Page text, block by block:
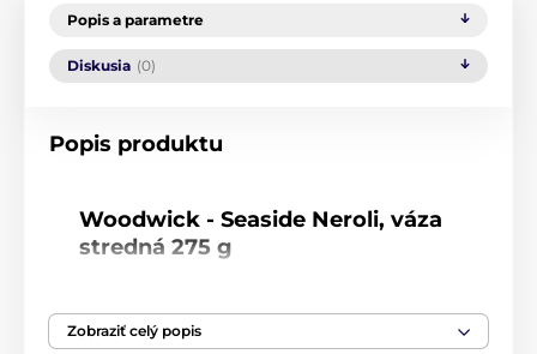
Popis a parametre
Diskusia (0)
Popis produktu
Woodwick - Seaside Neroli, váza
stredná 275 g
stopami naplaveného dreva a lekna. Vôňa je
zahalená arómou kvetov pomarančovníka a
Zobraziť celý popis